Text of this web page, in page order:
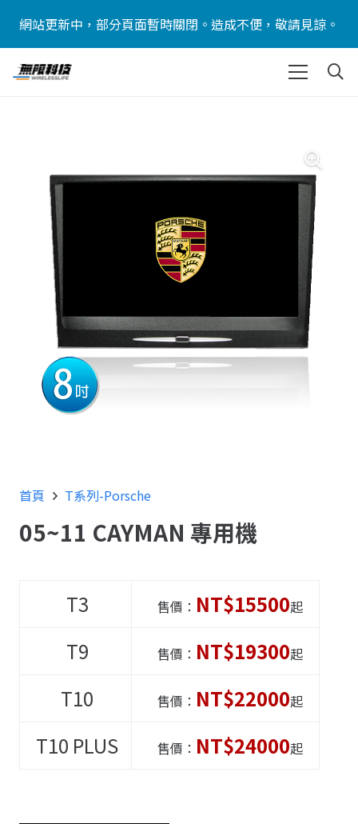
網站更新中，部分頁面暫時關閉。造成不便，敬請見諒。
首頁 T系列-Porsche
05~11 CAYMAN 專用機
T3 售價： NT$15500起
T9 售價： NT$19300起
T10 售價： NT$22000起
T10 PLUS 售價： NT$24000起